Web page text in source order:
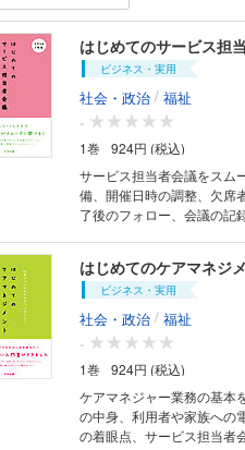
はじめてのサービス担
ビジネス・実用
社会・政治 / 福祉
-
1巻
924円 (税込)
サービス担当者会議をスム
備、開催日時の調整、欠席
了後のフォロー、会議の記
はじめてのケアマネジ
ビジネス・実用
社会・政治 / 福祉
-
1巻
924円 (税込)
ケアマネジャー業務の基本
の中身、利用者や家族への
の着眼点、サービス担当者